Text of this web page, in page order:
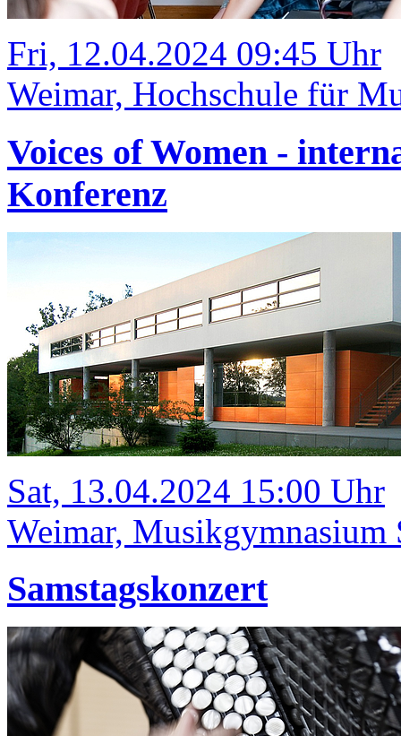
Fri, 12.04.2024 09:45 Uhr
Weimar, Hochschule für
Voices of Women -
Konferenz
Sat, 13.04.2024 15:00 Uhr
Weimar, Musikgymnasium
Samstagskonzert